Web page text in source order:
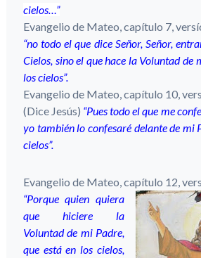
cielos…”
Evangelio de Mateo, capítulo 7,
“no todo el que dice Señor, Señor,
Cielos, sino el que hace la Voluntad de
los cielos”.
Evangelio de Mateo, capítulo 10,
(Dice Jesús) “Pues todo el que me
yo también lo confesaré delante de mi
cielos”.
Evangelio de Mateo, capítulo 12,
“Porque quien quiera
que hiciere la
Voluntad de mi Padre,
que está en los cielos,